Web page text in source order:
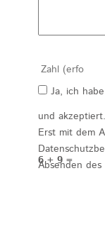
6 + 9 =
Ja, ich
und akzeptiert.
Erst mit dem
Absenden des